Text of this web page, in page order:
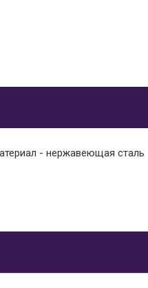
- нержавеющая сталь